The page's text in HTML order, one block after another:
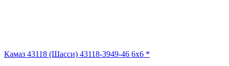
Камаз 43118 (Шасси) 43118-3949-46 6x6 *